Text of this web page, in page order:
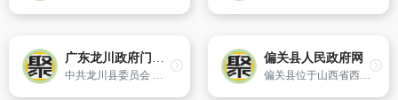
广东龙川政府门户网站
中共龙川县委员会 龙川县人民政府主办
偏关县人民政府网
偏关县位于山西省西北边陲,处于黄河南流入晋的交汇处。北依长城与内蒙古清水河县接壤,西临黄河与内蒙古准格尔旗准格尔旗隔河相望,南与河曲、五寨两县相连,东于神池、朔州两县（市）毗邻。县境东西长60千米,南北宽58 千米,全县总面积1682平方千米,总人口11万人（2004年）。